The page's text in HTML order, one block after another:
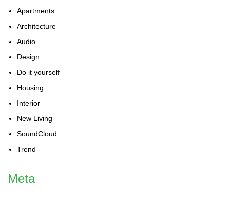
Apartments
Architecture
Audio
Design
Do it yourself
Housing
Interior
New Living
SoundCloud
Trend
Meta